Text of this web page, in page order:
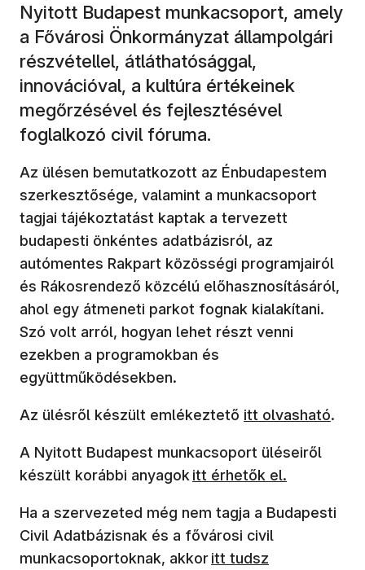
Nyitott Budapest munkacsoport, amely
a Fővárosi Önkormányzat állampolgári
részvétellel, átláthatósággal,
innovációval, a kultúra értékeinek
megőrzésével és fejlesztésével
foglalkozó civil fóruma.
Az ülésen bemutatkozott az Énbudapestem
szerkesztősége, valamint a munkacsoport
tagjai tájékoztatást kaptak a tervezett
budapesti önkéntes adatbázisról, az
autómentes Rakpart közösségi programjairól
és Rákosrendező közcélú előhasznosításáról,
ahol egy átmeneti parkot fognak kialakítani.
Szó volt arról, hogyan lehet részt venni
ezekben a programokban és
együttműködésekben.
Az ülésről készült emlékeztető (új ablakban
itt olvasható.
A Nyitott Budapest munkacsoport üléseiről
készült korábbi anyagok (új ablakban nyílik meg)
itt érhetők el.
Ha a szervezeted még nem tagja a Budapesti
Civil Adatbázisnak és a fővárosi civil
munkacsoportoknak, akkor(új ablakban nyílik
itt tudsz